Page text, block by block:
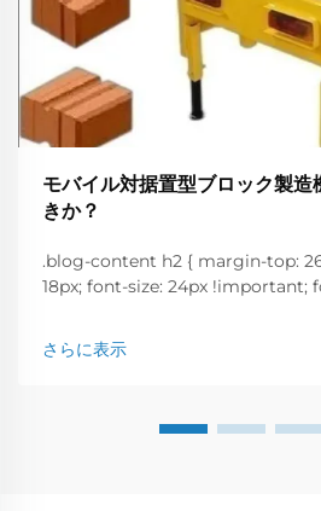
モバイル対据置型ブロック製造
きか？
.blog-content h2 { margin-top:
18px; font-size: 24px !important;
margin-bottom: 18px; font-size:
w...
さらに表示